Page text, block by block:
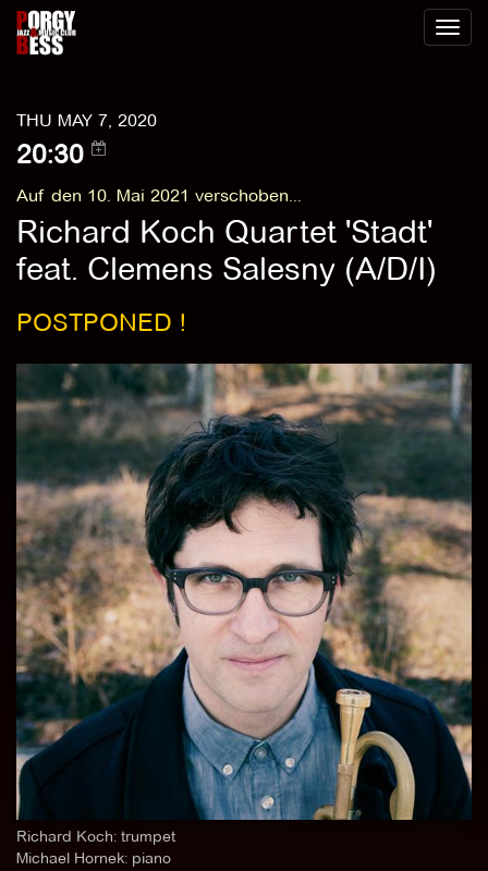
Toggle
THU MAY 7, 2020
20:30
Auf den 10. Mai 2021 verschoben...
Richard Koch Quartet 'Stadt'
feat. Clemens Salesny (A/D/I)
POSTPONED !
Richard Koch: trumpet
Michael Hornek: piano